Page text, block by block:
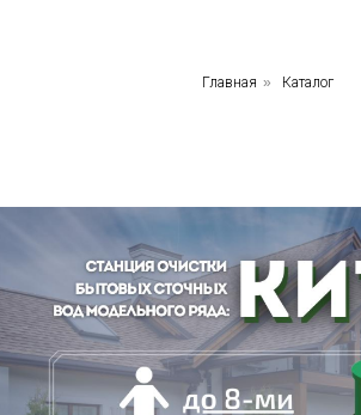
Главная » Каталог